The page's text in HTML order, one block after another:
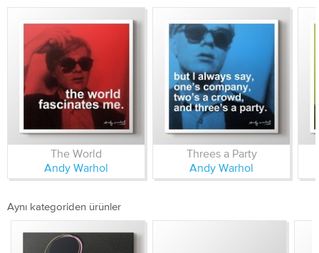
The World
Andy Warhol
Threes a Party
Andy Warhol
Aynı kategoriden ürünler